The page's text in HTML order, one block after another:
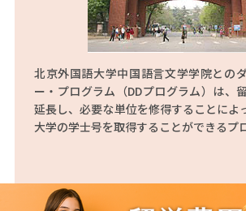
北京外国語大学中国語言文学学院との
ー・プログラム（DDプログラム）は、
延長し、必要な単位を修得することによ
大学の学士号を取得することができるプ